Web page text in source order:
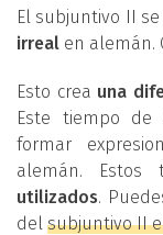
El subjuntivo II
irreal en alemán.
Esto crea una
Este tiempo de
formar
alemán. Estos
utilizados.
del subjuntivo II